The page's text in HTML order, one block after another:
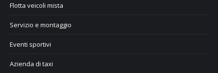
Flotta veicoli mista
Servizio e montaggio
Eventi sportivi
Azienda di taxi